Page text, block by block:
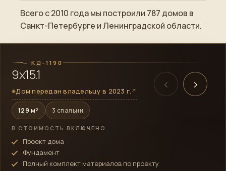
Всего с 2010 года мы построили 787 домов в
Санкт-Петербурге и Ленинградской области.
ПОСТРОЕННЫЙ ОБЪЕКТ
Смотреть готовый дом→
— КД-1190
9х15.1
◉Дом передан владельцу в 2023 г. ↗
129 м² 3 спальни
В СТОИМОСТЬ ВКЛЮЧЕНО
Проект дома
Фундамент
Полный комплект материалов по проекту
‹ ›